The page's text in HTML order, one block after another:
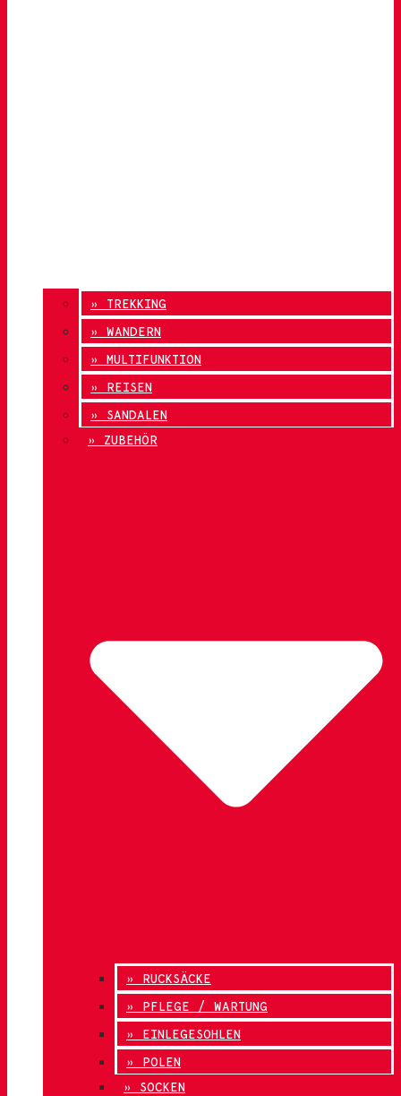
» TREKKING
» WANDERN
» MULTIFUNKTION
» REISEN
» SANDALEN
» ZUBEHÖR
» RUCKSÄCKE
» PFLEGE / WARTUNG
» EINLEGESOHLEN
» POLEN
» SOCKEN